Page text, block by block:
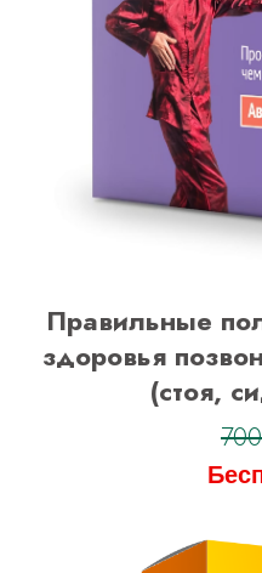
Правильные
здоровья
(стоя,